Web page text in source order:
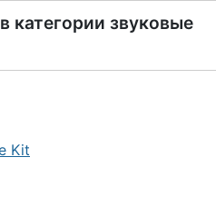
в категории звуковые
Kit